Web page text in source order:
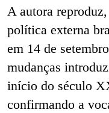
A autora
política externa
em 14 de
mudanças
início do século
confirmando a